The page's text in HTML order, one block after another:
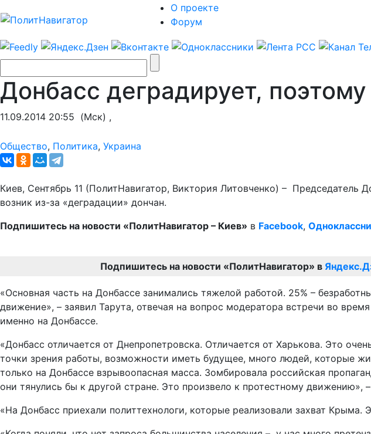
О проекте
Форум
Донбасс деградирует,
11.09.2014 20:55 (Мск) ,
Общество, Политика, Украина
Киев, Сентябрь 11 (ПолитНавигатор, Виктория Литовченко) – Председатель
возник из-за «деградации» дончан.
Подпишитесь на новости «ПолитНавигатор – Киев» в Facebook,
Подпишитесь на новости «ПолитНавигатор» в
«Основная часть на Донбассе занимались тяжелой работой. 25% –
движение», – заявил Тарута, отвечая на вопрос модератора встречи во
именно на Донбассе.
«Донбасс отличается от Днепропетровска. Отличается от Харькова. Это
точки зрения работы, возможности иметь будущее, много людей, которые
только на Донбассе взрывоопасная масса. Зомбировала российская
они тянулись бы к другой стране. Это произвело к протестному движению»,
«На Донбасс приехали политтехнологи, которые реализовали захват Крыма.